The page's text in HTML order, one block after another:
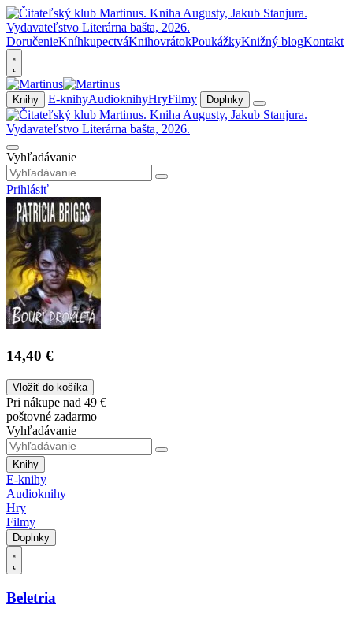
DoručenieKníhkupectváKnihovrátokPoukážkyKnižný blogKontakt
Knihy E-knihyAudioknihyHryFilmy Doplnky
Vyhľadávanie
Prihlásiť
14,40 €
Vložiť do košíka
Pri nákupe nad 49 €
poštovné zadarmo
Vyhľadávanie
Knihy
E-knihy
Audioknihy
Hry
Filmy
Doplnky
Beletria